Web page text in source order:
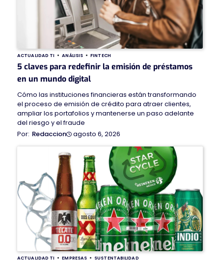
ACTUALIDAD TI ANÁLISIS FINTECH
5 claves para redefinir la emisión de préstamos
en un mundo digital
Cómo las instituciones financieras están transformando
el proceso de emisión de crédito para atraer clientes,
ampliar los portafolios y mantenerse un paso adelante
del riesgo y el fraude
Redaccion
agosto 6, 2026
ACTUALIDAD TI EMPRESAS SUSTENTABILIDAD